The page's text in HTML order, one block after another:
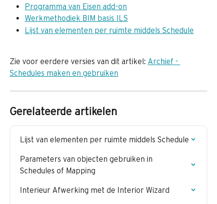
Programma van Eisen add-on
Werkmethodiek BIM basis ILS​
Lijst van elementen per ruimte middels Schedule
Zie voor eerdere versies van dit artikel: Archief -
Schedules maken en gebruiken
Gerelateerde artikelen
Lijst van elementen per ruimte middels Schedule
Parameters van objecten gebruiken in
Schedules of Mapping
Interieur Afwerking met de Interior Wizard